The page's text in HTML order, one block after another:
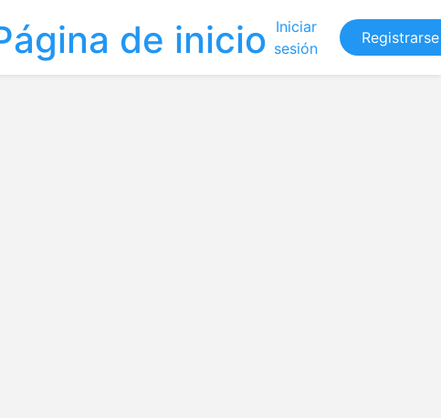
Iniciar
sesión
Registrarse